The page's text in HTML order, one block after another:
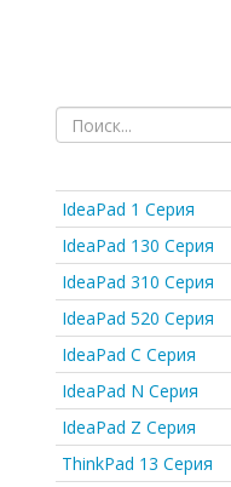
IdeaPad 1 Серия
IdeaPad 130 Серия
IdeaPad 310 Серия
IdeaPad 520 Серия
IdeaPad C Серия
IdeaPad N Серия
IdeaPad Z Серия
ThinkPad 13 Серия